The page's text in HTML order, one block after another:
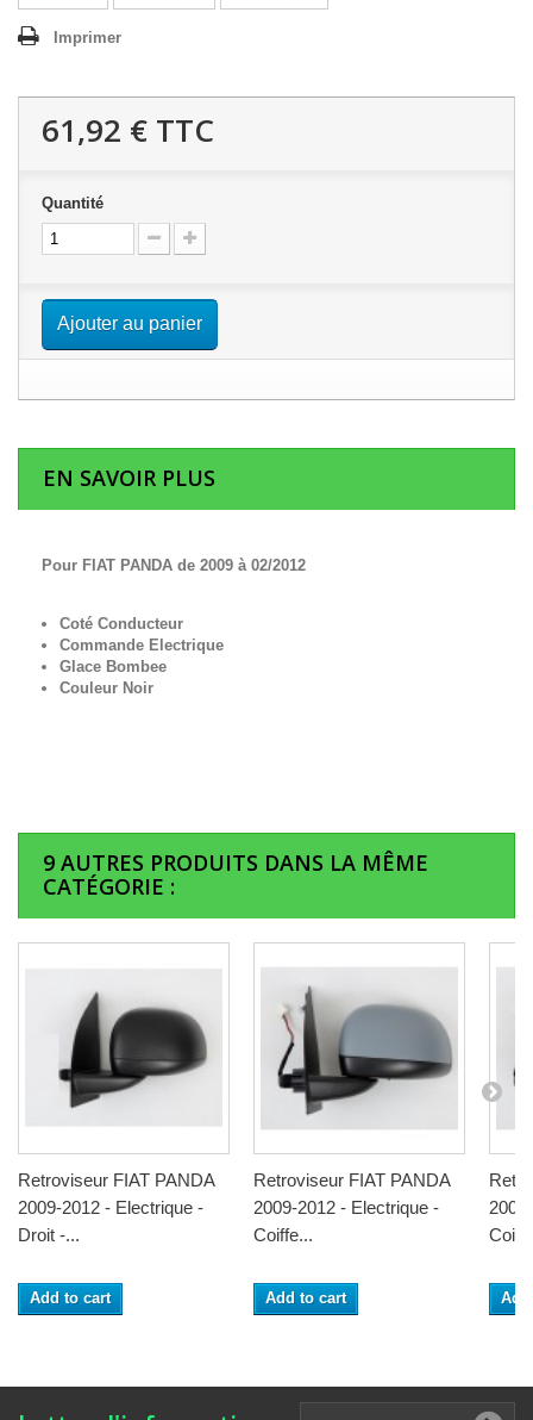
Imprimer
61,92 € TTC
Quantité
Ajouter au panier
EN SAVOIR PLUS
Pour FIAT PANDA de 2009 à 02/2012
Coté Conducteur
Commande Electrique
Glace Bombee
Couleur Noir
9 AUTRES PRODUITS DANS LA MÊME
CATÉGORIE :
Retroviseur FIAT PANDA
2009-2012 - Electrique -
Droit -...
Add to cart
Retroviseur FIAT PANDA
2009-2012 - Electrique -
Coiffe...
Add to cart